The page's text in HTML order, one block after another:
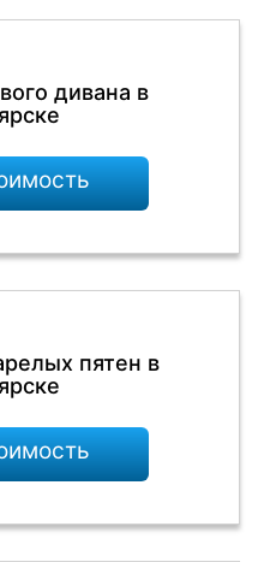
дивана в
пятен в